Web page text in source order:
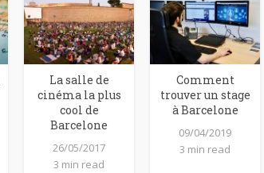
La salle de
cinéma la plus
cool de
Barcelone
26/05/2017
3 min read
Comment
trouver un stage
à Barcelone
09/04/2019
3 min read